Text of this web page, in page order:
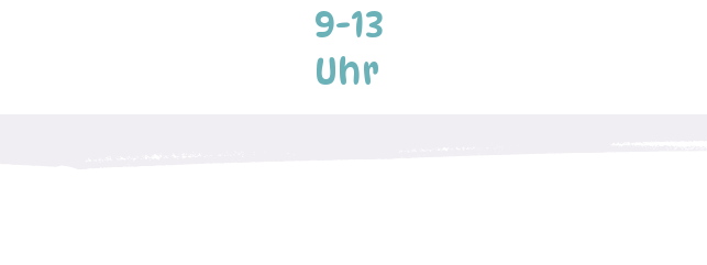
9-13
Uhr